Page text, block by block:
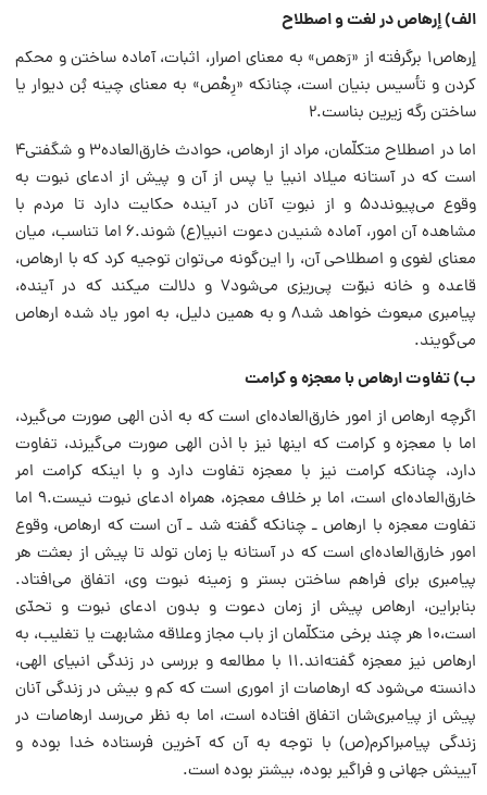
الف) إرهاص در لغت و اصطلاح
إرهاص۱ برگرفته از «رَهص» به معنای اصرار، اثبات، آماده ساختن و محکم
کردن و تأسیس بنیان است، چنانکه «رِهْص» به معنای چینه بُن دیوار یا
ساختن رگه زیرین بناست.۲
اما در اصطلاح متکلّمان، مراد از ارهاص، حوادث خارق‌العاده۳ و شگفتی۴
است که در آستانه میلاد انبیا یا پس از آن و پیش از ادعای نبوت‌ به
وقوع می‌پیوندد۵ و از نبوتِ آنان در آینده حکایت دارد تا مردم با
مشاهده آن امور، آماده شنیدن دعوت انبیا‌(ع) شوند.۶ اما تناسب، میان
معنای لغوی و اصطلاحی آن، را این‌گونه می‌توان توجیه کرد که با ارهاص،
قاعده و خانه نبوّت پی‌ریزی می‌شود۷ و دلالت می‎کند که در آینده،
پیامبری مبعوث خواهد شد۸ و به همین دلیل، به امور یاد شده ارهاص
می‌گویند.
ب) تفاوت ارهاص با معجزه و کرامت
اگرچه ارهاص از امور خارق‌العاده‌ای است که به اذن الهی صورت می‌گیرد،
اما با معجزه و کرا‌مت که اینها نیز با اذن الهی صورت می‌گیرند، تفاوت
دارد، چنانکه کرامت نیز با معجزه تفاوت دارد و با اینکه کرامت امر
خارق‌العاده‌ای است، اما بر خلاف معجزه، همراه ادعای نبوت نیست.۹ اما
تفاوت معجزه با ارهاص ـ چنانکه گفته شد ـ آن است که ارهاص، وقوع
امور خارق‌العاده‌ای است که در آستانه یا زمان تولد تا پیش از بعثت هر
پیامبری برای فراهم ساختن بستر و زمینه نبوت وی، اتفاق می‌افتاد.
بنابراین، ارهاص پیش از زمان دعوت و بدون ادعای نبوت و تحدّی
است،۱۰ هر چند برخی متکلّمان از باب مجاز و‌علاقه مشابهت یا تغلیب، به
ارهاص نیز معجزه گفته‌اند.۱۱ با مطالعه و بررسی در زندگی انبیای الهی،
دانسته می‌شود که ارهاصات از اموری است که کم و بیش در زندگی آنان
پیش از پیامبری‌شان اتفاق افتاده است، اما به نظر می‌رسد ارهاصات در
زندگی پیامبراکرم‌(ص) با توجه به آن که آخرین فرستاده خدا بوده و
آیینش جهانی و فراگیر بوده، بیشتر بوده است.